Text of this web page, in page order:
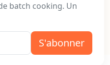
batch cooking. Un
S'abonner